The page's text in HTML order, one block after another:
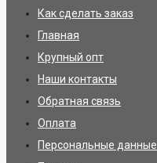
Как сделать заказ
Главная
Крупный опт
Наши контакты
Обратная связь
Оплата
Персональные данные